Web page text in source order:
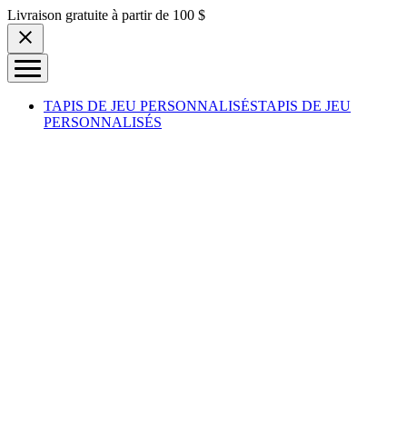
Skip to content
Livraison gratuite à partir de 100 $
TAPIS DE JEU PERSONNALISÉSTAPIS DE JEU
PERSONNALISÉS